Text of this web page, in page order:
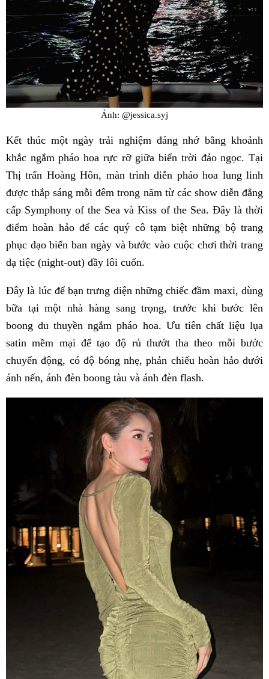
Ảnh: @jessica.syj
Kết thúc một ngày trải nghiệm đáng nhớ bằng khoảnh
khắc ngắm pháo hoa rực rỡ giữa biển trời đảo ngọc. Tại
Thị trấn Hoàng Hôn, màn trình diễn pháo hoa lung linh
được thắp sáng mỗi đêm trong năm từ các show diễn đẳng
cấp Symphony of the Sea và Kiss of the Sea. Đây là thời
điểm hoàn hảo để các quý cô tạm biệt những bộ trang
phục dạo biển ban ngày và bước vào cuộc chơi thời trang
dạ tiệc (night-out) đầy lôi cuốn.
Đây là lúc để bạn trưng diện những chiếc đầm maxi, dùng
bữa tại một nhà hàng sang trọng, trước khi bước lên
boong du thuyền ngắm pháo hoa. Ưu tiên chất liệu lụa
satin mềm mại để tạo độ rủ thướt tha theo mỗi bước
chuyển động, có độ bóng nhẹ, phản chiếu hoàn hảo dưới
ánh nến, ánh đèn boong tàu và ánh đèn flash.